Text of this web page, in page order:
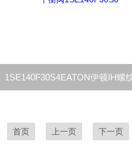
首页 上一页 下一页